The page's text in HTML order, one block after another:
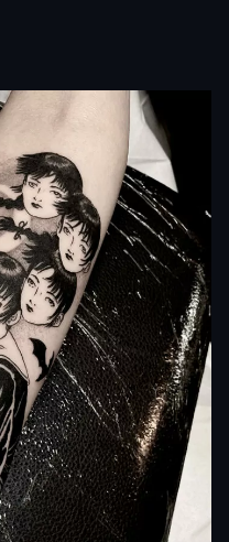
e potere.
creature rese con
Sharingan e momenti
e le mura che evocano
alchemici, cerchi
racchiudono significati